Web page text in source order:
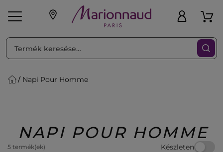
Parfüm
Beauty
Napi Pour Homme
NAPI POUR HOMME
5 termék(ek) Készleten
RENDEZéS Szűrő